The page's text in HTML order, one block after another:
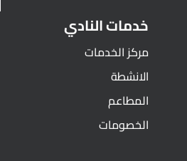
خدمات النادي
مركز الخدمات
الانشطة
المطاعم
الخصومات